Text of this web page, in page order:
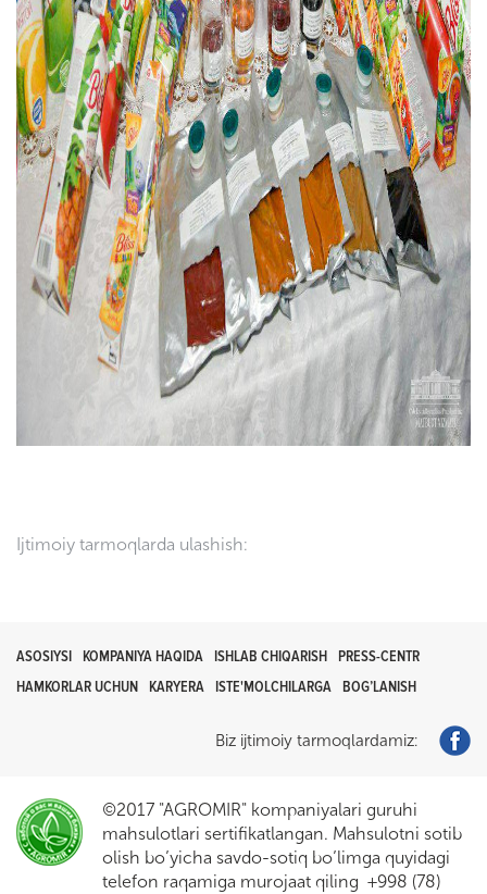
Ijtimoiy tarmoqlarda ulashish:
ASOSIYSI KOMPANIYA HAQIDA ISHLAB CHIQARISH
PRESS-CENTR
HAMKORLAR UCHUN
KARYERA ISTE'MOLCHILARGA BOG’LANISH
Biz ijtimoiy tarmoqlardamiz:
©2017 "AGROMIR" kompaniyalari guruhi
mahsulotlari sertifikatlangan. Mahsulotni sotib
olish bo’yicha savdo-sotiq bo’limga quyidagi
telefon raqamiga murojaat qiling +998 (78)